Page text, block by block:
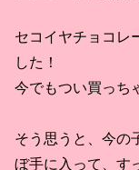
セコイヤチョコレ
した！
今でもつい買っち
そう思うと、今の
ぼ手に入って、す